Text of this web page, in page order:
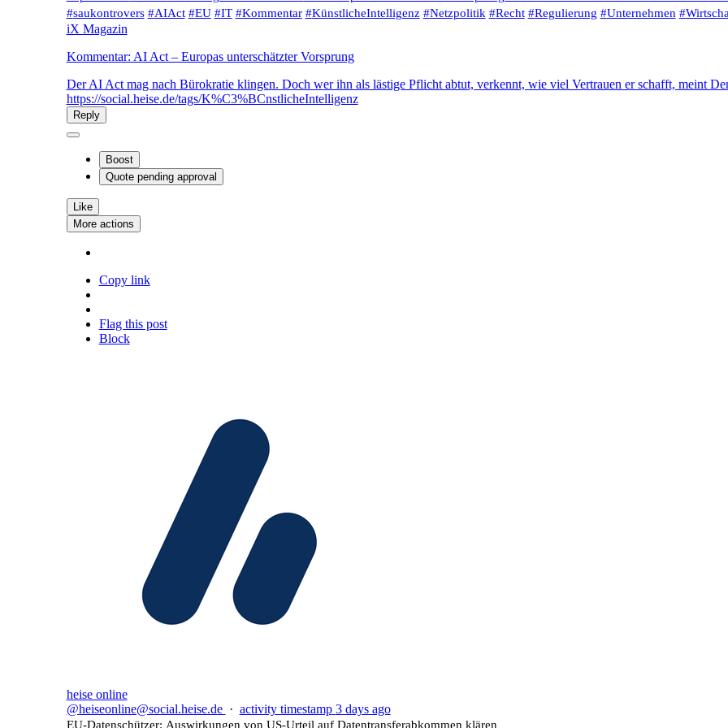
#saukontrovers #AIAct #EU #IT #Kommentar #KünstlicheIntelligenz #Netzpolitik #Recht #Regulierung #Unternehmen #
iX Magazin
Kommentar: AI Act – Europas unterschätzter Vorsprung
Der AI Act mag nach Bürokratie klingen. Doch wer ihn als lästige Pflicht abtut, verkennt, wie viel Vertrauen er schafft, meint
https://social.heise.de/tags/K%C3%BCnstlicheIntelligenz
Reply
Boost
Quote pending approval
Like
More actions
Copy link
Flag this post
Block
heise online
@heiseonline@social.heise.de · activity timestamp 3 days ago
EU-Datenschützer: Auswirkungen von US-Urteil auf Datentransferabkommen klären